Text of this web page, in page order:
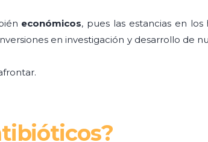
económicos, pues las estancias en los
en investigación y desarrollo de